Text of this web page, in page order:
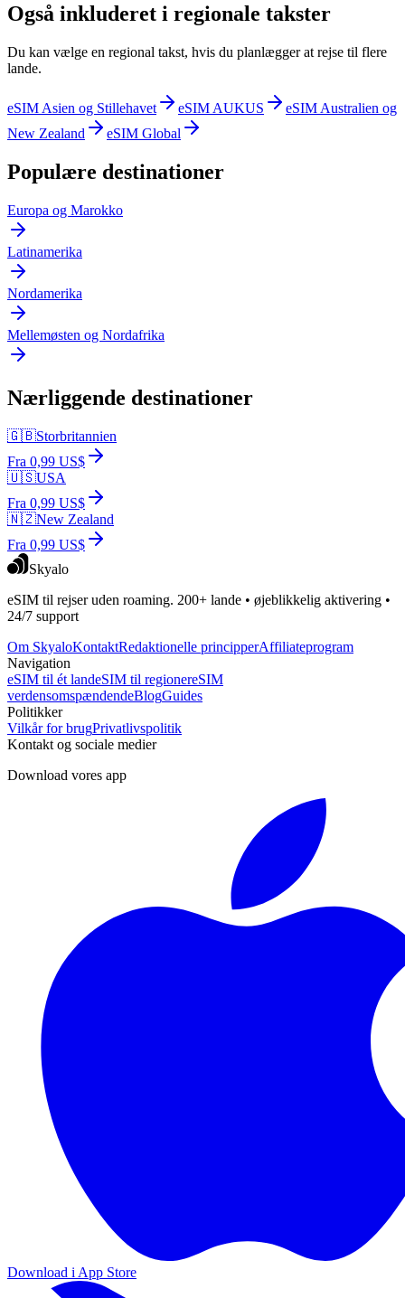
Også inkluderet i regionale takster
Du kan vælge en regional takst, hvis du planlægger at rejse til flere
lande.
eSIM Asien og Stillehavet eSIM AUKUS
eSIM Australien og
New Zealand
eSIM Global
Populære destinationer
Europa og Marokko
Latinamerika
Nordamerika
Mellemøsten og Nordafrika
Nærliggende destinationer
🇬🇧Storbritannien
Fra 0,99 US$
🇺🇸USA
Fra 0,99 US$
🇳🇿New Zealand
Fra 0,99 US$
Skyalo
eSIM til rejser uden roaming. 200+ lande • øjeblikkelig aktivering •
24/7 support
Om SkyaloKontaktRedaktionelle principperAffiliateprogram
Navigation
eSIM til ét landeSIM til regionereSIM
verdensomspændendeBlogGuides
Politikker
Vilkår for brugPrivatlivspolitik
Kontakt og sociale medier
Download vores app
Download i App Store